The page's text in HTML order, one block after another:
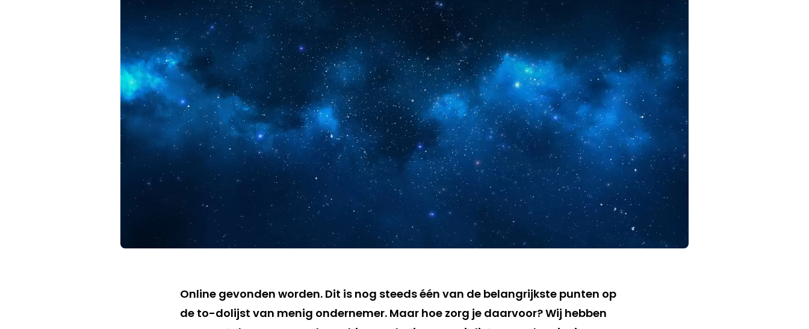
Online gevonden worden. Dit is nog steeds één van de belangrijkste punten op
de to-dolijst van menig ondernemer. Maar hoe zorg je daarvoor? Wij hebben